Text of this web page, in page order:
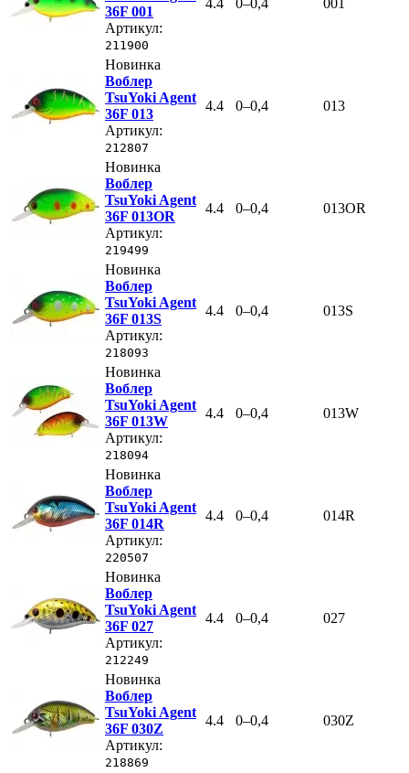
36F 001
Артикул:
211900
4.4 0–0,4 001
Новинка
Воблер
TsuYoki Agent
36F 013
Артикул:
212807
4.4 0–0,4 013
Новинка
Воблер
TsuYoki Agent
36F 013OR
Артикул:
219499
4.4 0–0,4 013OR
Новинка
Воблер
TsuYoki Agent
36F 013S
Артикул:
218093
4.4 0–0,4 013S
Новинка
Воблер
TsuYoki Agent
36F 013W
Артикул:
218094
4.4 0–0,4 013W
Новинка
Воблер
TsuYoki Agent
36F 014R
Артикул:
220507
4.4 0–0,4 014R
Новинка
Воблер
TsuYoki Agent
36F 027
Артикул:
212249
4.4 0–0,4 027
Новинка
Воблер
TsuYoki Agent
36F 030Z
Артикул:
218869
4.4 0–0,4 030Z